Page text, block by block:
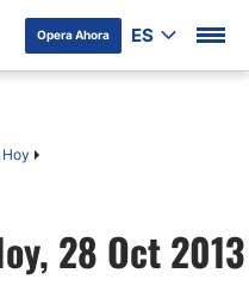
Opera Ahora ES
28 Oct 2013